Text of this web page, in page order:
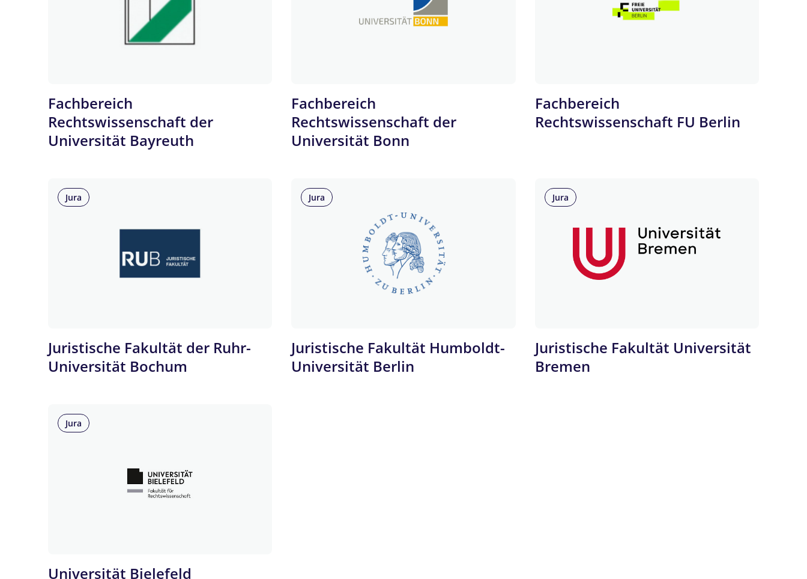
Fachbereich
Rechtswissenschaft der
Universität Bayreuth
Fachbereich
Rechtswissenschaft der
Universität Bonn
Fachbereich
Rechtswissenschaft FU Berlin
Jura
Juristische Fakultät der Ruhr-
Universität Bochum
Jura
Juristische Fakultät Humboldt-
Universität Berlin
Jura
Juristische Fakultät Universität
Bremen
Jura
Universität Bielefeld